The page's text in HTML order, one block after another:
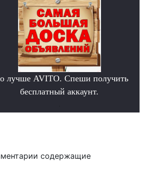
лучше AVITO. Спеши получить
бесплатный аккаунт.
содержащие